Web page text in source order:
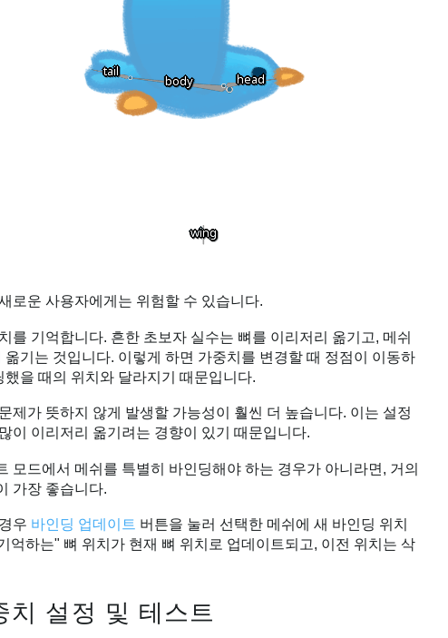
로운 사용자에게는 위험할 수 있습니다.
를 기억합니다. 흔한 초보자 실수는 뼈를 이리저리 옮기고, 메쉬
기는 것입니다. 이렇게 하면 가중치를 변경할 때 정점이 이동하
을 때의 위치와 달라지기 때문입니다.
제가 뜻하지 않게 발생할 가능성이 훨씬 더 높습니다. 이는 설정
이 이리저리 옮기려는 경향이 있기 때문입니다.
모드에서 메쉬를 특별히 바인딩해야 하는 경우가 아니라면, 거의
가장 좋습니다.
우 바인딩 업데이트 버튼을 눌러 선택한 메쉬에 새 바인딩 위치
억하는" 뼈 위치가 현재 뼈 위치로 업데이트되고, 이전 위치는 삭
치 설정 및 테스트